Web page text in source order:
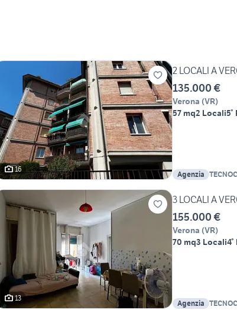
16
2 LOCALI A
135.000 €
Verona (VR)
57 mq2 Locali5°
Agenzia
13
3 LOCALI A
155.000 €
Verona (VR)
70 mq3 Locali
Agenzia